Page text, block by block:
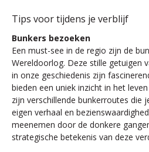
Tips voor tijdens je verblijf
Bunkers bezoeken
Een must-see in de regio zijn de
Wereldoorlog. Deze stille getuigen
in onze geschiedenis zijn
bieden een uniek inzicht in het
zijn verschillende bunkerroutes die
eigen verhaal en
meenemen door de donkere
strategische betekenis van deze